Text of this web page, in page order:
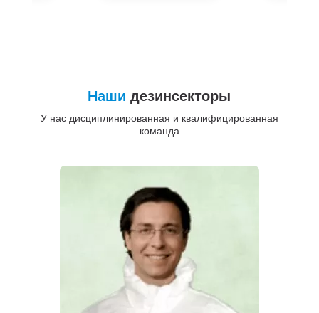
Наши дезинсекторы
У нас дисциплинированная и квалифицированная
команда